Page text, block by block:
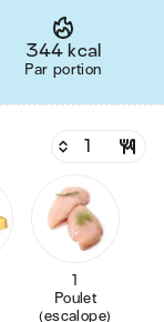
344 kcal
Par portion
1
Poulet
(escalope)